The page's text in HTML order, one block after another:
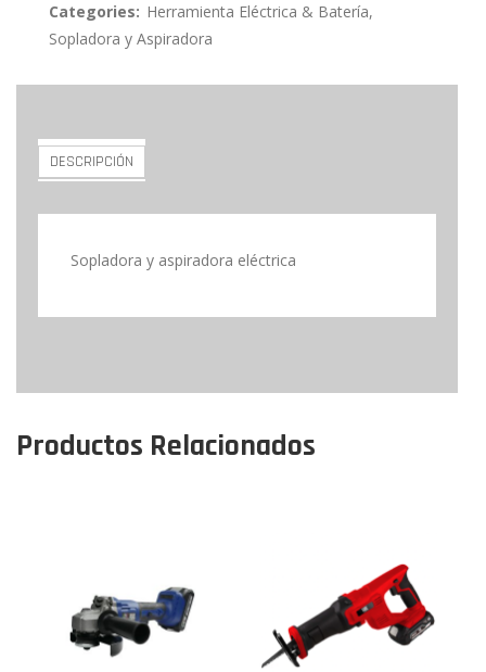
Categories: Herramienta Eléctrica & Batería,
Sopladora y Aspiradora
DESCRIPCIÓN
Sopladora y aspiradora eléctrica
Productos Relacionados